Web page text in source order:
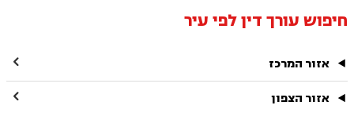
חיפוש עורך דין לפי עיר
אזור המרכז 
אזור הצפון 